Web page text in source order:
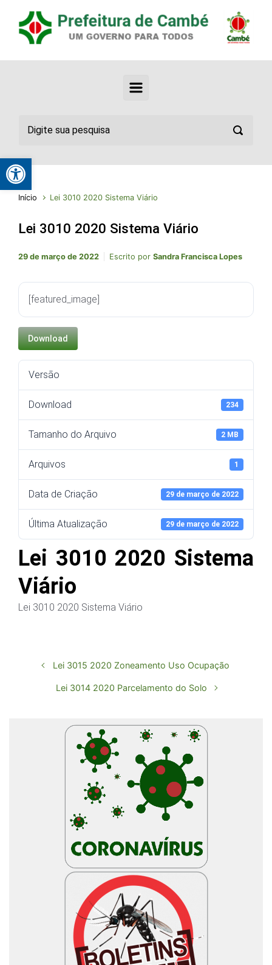
Início Lei 3010 2020 Sistema Viário
Lei 3010 2020 Sistema Viário
29 de março de 2022 Escrito por Sandra Francisca Lopes
[featured_image]
Download
Versão
Download 234
Tamanho do Arquivo 2 MB
Arquivos 1
Data de Criação 29 de março de 2022
Última Atualização 29 de março de 2022
Lei 3010 2020 Sistema
Viário
Lei 3010 2020 Sistema Viário
Lei 3015 2020 Zoneamento Uso Ocupação
Lei 3014 2020 Parcelamento do Solo
Abrir a barra de ferramentas